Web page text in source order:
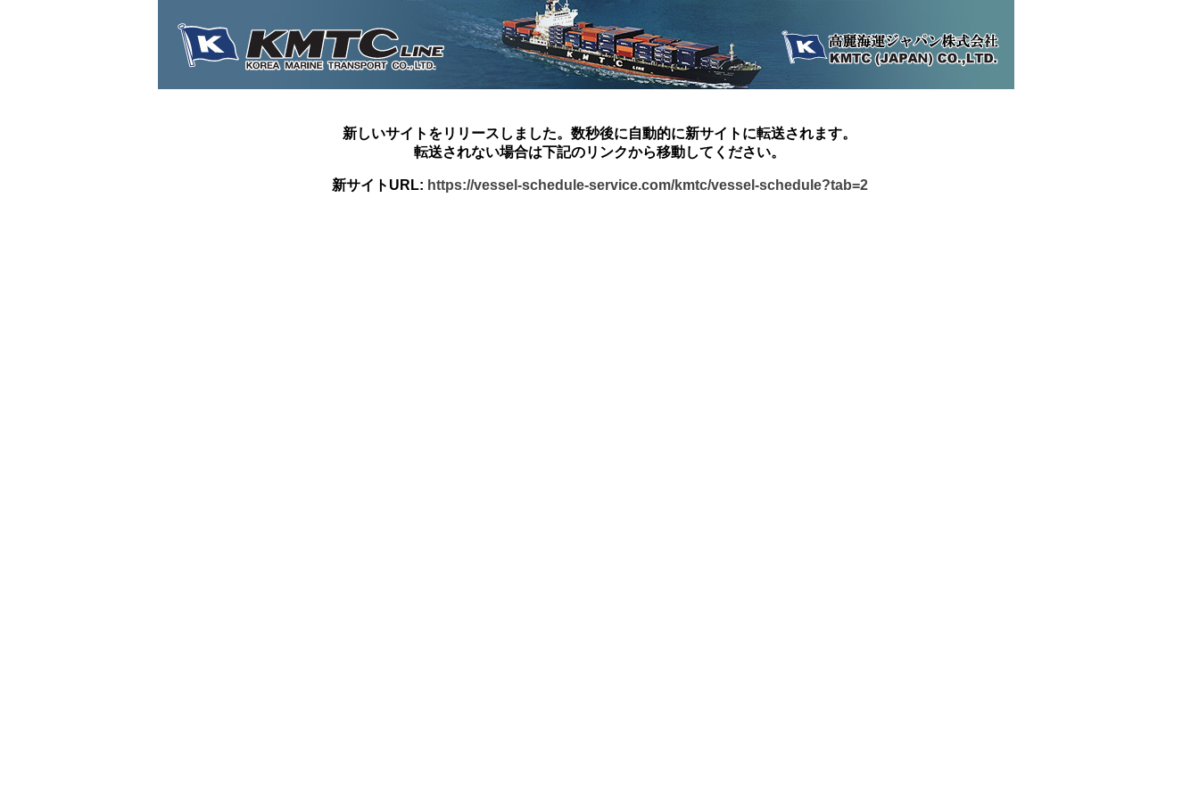
新しいサイトをリリースしました。数秒後に自動的に新サイトに転送されます。
転送されない場合は下記のリンクから移動してください。
新サイトURL: https://vessel-schedule-service.com/kmtc/vessel-schedule?tab=2